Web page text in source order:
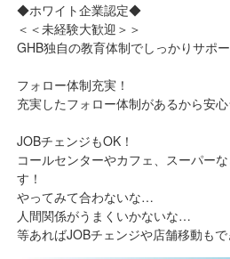
◆ホワイト企業認定◆
＜＜未経験大歓迎＞＞
GHB独自の教育体制でしっかりサポー
フォロー体制充実！
充実したフォロー体制があるから安
JOBチェンジもOK！
コールセンターやカフェ、スーパー
す！
やってみて合わないな…
人間関係がうまくいかないな…
等あればJOBチェンジや店舗移動もで